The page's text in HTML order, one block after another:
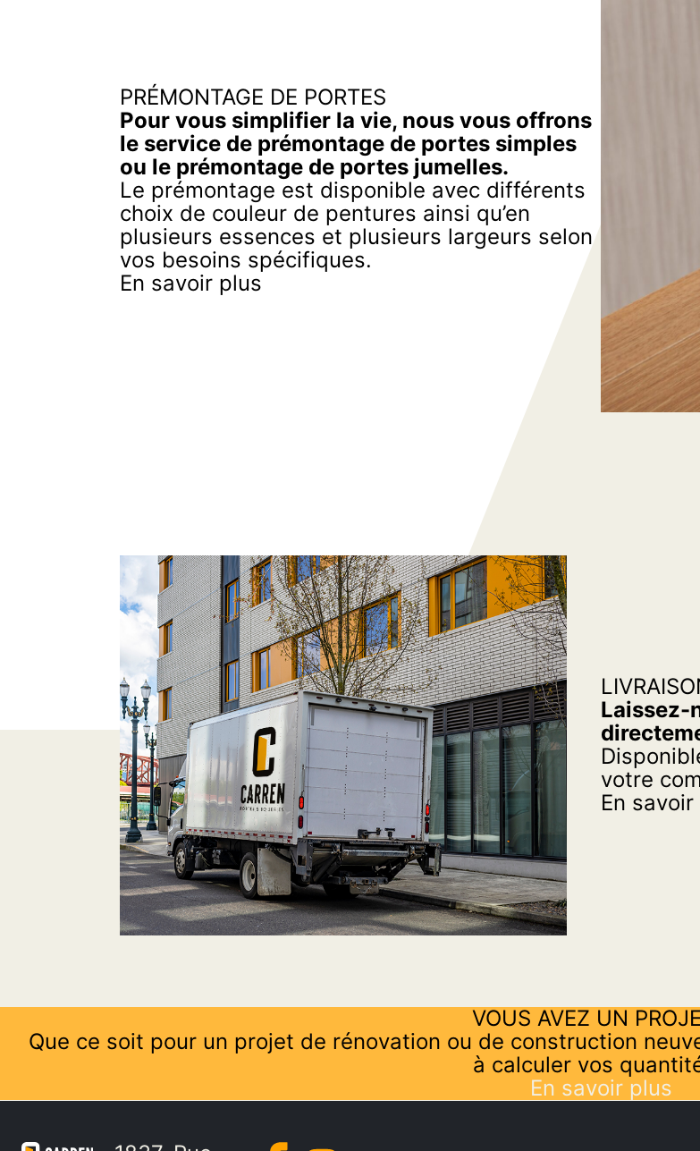
PRÉMONTAGE DE PORTES
Pour vous simplifier la vie, nous vous offrons
le service de prémontage de portes simples
ou le prémontage de portes jumelles.
Le prémontage est disponible avec différents
choix de couleur de pentures ainsi qu’en
plusieurs essences et plusieurs largeurs selon
vos besoins spécifiques.
En savoir plus
Laissez-
votre
En
VOUS AVEZ UN
Que ce soit pour un projet de rénovation ou de construction
à calculer vos
En savoir plus